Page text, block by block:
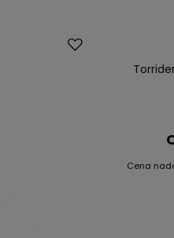
Nowość
Cena